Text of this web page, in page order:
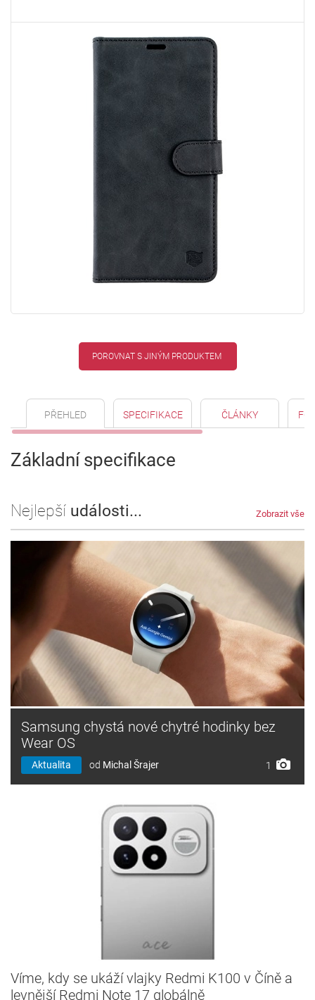
POROVNAT S JINÝM PRODUKTEM
PŘEHLED SPECIFIKACE ČLÁNKY
Základní specifikace
Nejlepší události... Zobrazit vše
Samsung chystá nové chytré hodinky bez
Wear OS
Aktualita od Michal Šrajer 1
Víme, kdy se ukáží vlajky Redmi K100 v Číně a
levnější Redmi Note 17 globálně